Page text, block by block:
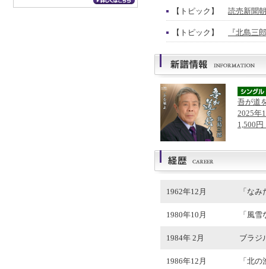
【トピック】 読売新聞
【トピック】 『北島三
吾が道
2025年
1,500
1962年12月 「な
1980年10月 「風
1984年 2月 ブラジ
1986年12月 「北